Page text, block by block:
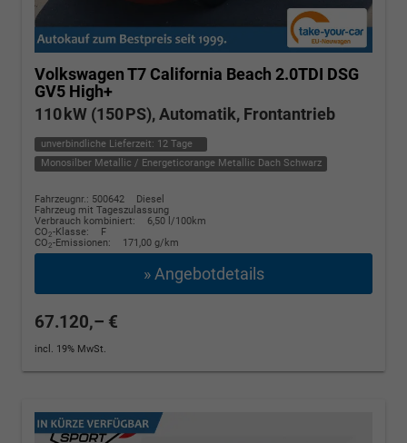
Volkswagen T7 California Beach 2.0TDI DSG
GV5 High+
110 kW (150 PS), Automatik, Frontantrieb
unverbindliche Lieferzeit: 12 Tage
Monosilber Metallic / Energeticorange Metallic Dach Schwarz
Fahrzeugnr.: 500642
Diesel
Fahrzeug mit Tageszulassung
Verbrauch kombiniert:
6,50 l/100km
CO2-Klasse:
F
CO2-Emissionen: 171,00 g/km
» Angebotdetails
67.120,– €
incl. 19% MwSt.